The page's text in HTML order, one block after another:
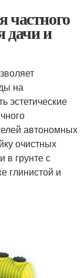
частного
дачи и
на
эстетические
автономных
очистных
в грунте с
глинистой и